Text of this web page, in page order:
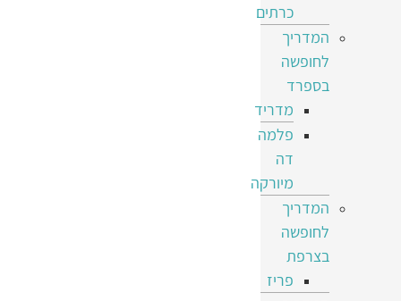
כרתים
המדריך
לחופשה
בספרד
מדריד
פלמה
דה
מיורקה
המדריך
לחופשה
בצרפת
פריז